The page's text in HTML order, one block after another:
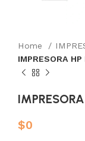
Home
IMPRESORA
$0